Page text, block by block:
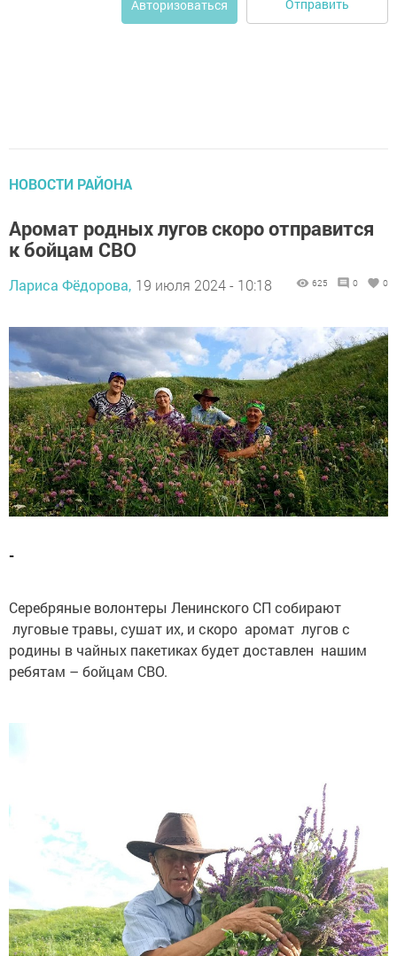
Авторизоваться Отправить
НОВОСТИ РАЙОНА
Аромат родных лугов скоро отправится
к бойцам СВО
Лариса Фёдорова, 19 июля 2024 - 10:18 625 0 0
-
Серебряные волонтеры Ленинского СП собирают
луговые травы, сушат их, и скоро аромат лугов с
родины в чайных пакетиках будет доставлен нашим
ребятам – бойцам СВО.